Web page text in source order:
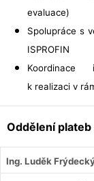
evaluace)
Spolupráce s
ISPROFIN
Koordinace
k realizaci v
Oddělení
Ing. Luděk